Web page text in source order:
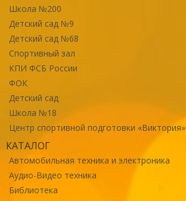
Школа №200
Детский сад №9
Детский сад №68
Спортивный зал
КПИ ФСБ России
ФОК
Детский сад
Школа №18
Центр спортивной подготовки «Виктория»
КАТАЛОГ
Автомобильная техника и электроника
Аудио-Видео техника
Библиотека